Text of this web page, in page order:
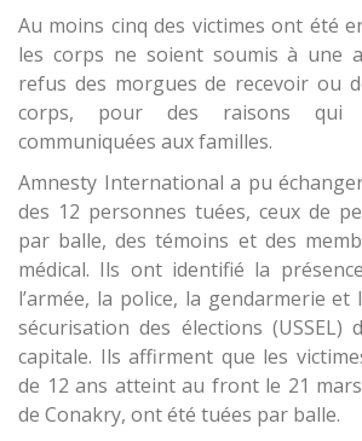
Au moins cinq des victimes ont été
les corps ne soient soumis à une
refus des morgues de recevoir ou
corps, pour des raisons qui
communiquées aux familles.
Amnesty International a pu
des 12 personnes tuées, ceux de
par balle, des témoins et des
médical. Ils ont identifié la
l’armée, la police, la gendarmerie et
sécurisation des élections (USSEL)
capitale. Ils affirment que les
de 12 ans atteint au front le 21
de Conakry, ont été tuées par balle.